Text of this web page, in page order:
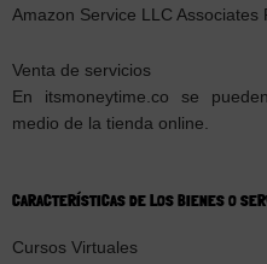
Amazon Service LLC Associates
Venta de servicios
En itsmoneytime.co se
medio de la tienda online.
CARACTERÍSTICAS DE LOS BIENES O
Cursos Virtuales